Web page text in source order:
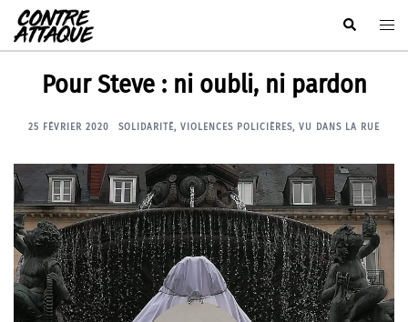
Aller
au
contenu
Rechercher
Pour Steve : ni oubli, ni pardon
25 FÉVRIER 2020 SOLIDARITÉ, VIOLENCES POLICIÈRES, VU DANS LA RUE